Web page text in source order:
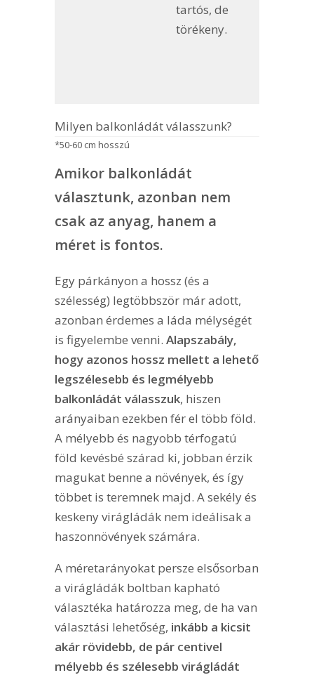
tartós, de
törékeny.
Milyen balkonládát válasszunk?
*50-60 cm hosszú
Amikor balkonládát
választunk, azonban nem
csak az anyag, hanem a
méret is fontos.
Egy párkányon a hossz (és a
szélesség) legtöbbször már adott,
azonban érdemes a láda mélységét
is figyelembe venni. Alapszabály,
hogy azonos hossz mellett a lehető
legszélesebb és legmélyebb
balkonládát válasszuk, hiszen
arányaiban ezekben fér el több föld.
A mélyebb és nagyobb térfogatú
föld kevésbé szárad ki, jobban érzik
magukat benne a növények, és így
többet is teremnek majd. A sekély és
keskeny virágládák nem ideálisak a
haszonnövények számára.
A méretarányokat persze elsősorban
a virágládák boltban kapható
választéka határozza meg, de ha van
választási lehetőség, inkább a kicsit
akár rövidebb, de pár centivel
mélyebb és szélesebb virágládát